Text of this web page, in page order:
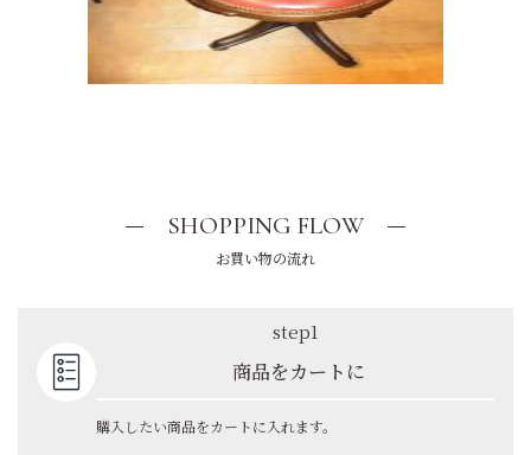
SHOPPING FLOW
お買い物の流れ
step1
商品をカートに
購入したい商品をカートに入れます。